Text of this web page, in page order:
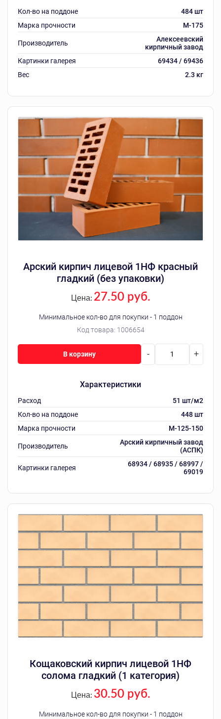
Кол-во на поддоне
484 шт
Марка прочности
M-175
Производитель
Алексеевский
кирпичный завод
Картинки галерея
69434 / 69436
Вес
2.3 кг
Арский кирпич лицевой 1НФ красный
гладкий (без упаковки)
Код товара: 1006654
Цена: 27.50 руб.
Минимальное кол-во для покупки - 1 поддон
Характеристики
Расход
51 шт/м2
Кол-во на поддоне
448 шт
Марка прочности
M-125-150
Производитель
Арский кирпичный завод
(АСПК)
Картинки галерея
68934 / 68935 / 68997 /
69019
- +
В корзину
Кощаковский кирпич лицевой 1НФ
солома гладкий (1 категория)
Цена: 30.50 руб.
Минимальное кол-во для покупки - 1 поддон